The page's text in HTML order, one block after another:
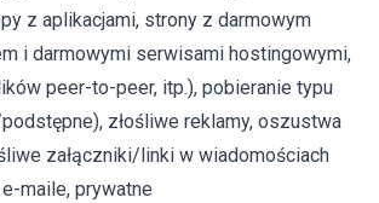
z aplikacjami, strony z darmowym
i darmowymi serwisami hostingowymi,
peer-to-peer, itp.), pobieranie typu
złośliwe reklamy, oszustwa
załączniki/linki w wiadomościach
maile, prywatne